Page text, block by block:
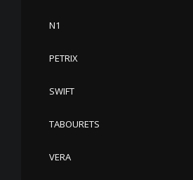
N1
PETRIX
SWIFT
TABOURETS
VERA